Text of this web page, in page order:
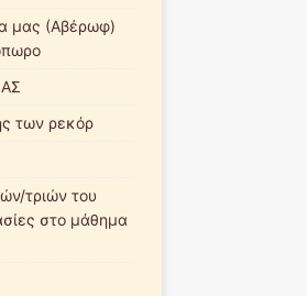
μας (Αβέρωφ)
των ρεκόρ
τριών του
στο μάθημα